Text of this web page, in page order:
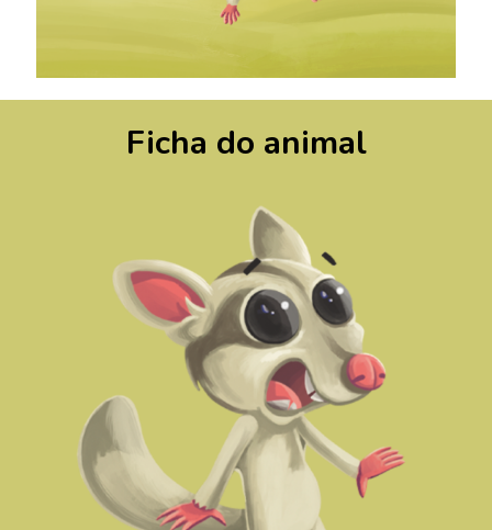
Ficha do animal